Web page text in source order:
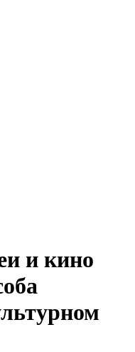
и кино